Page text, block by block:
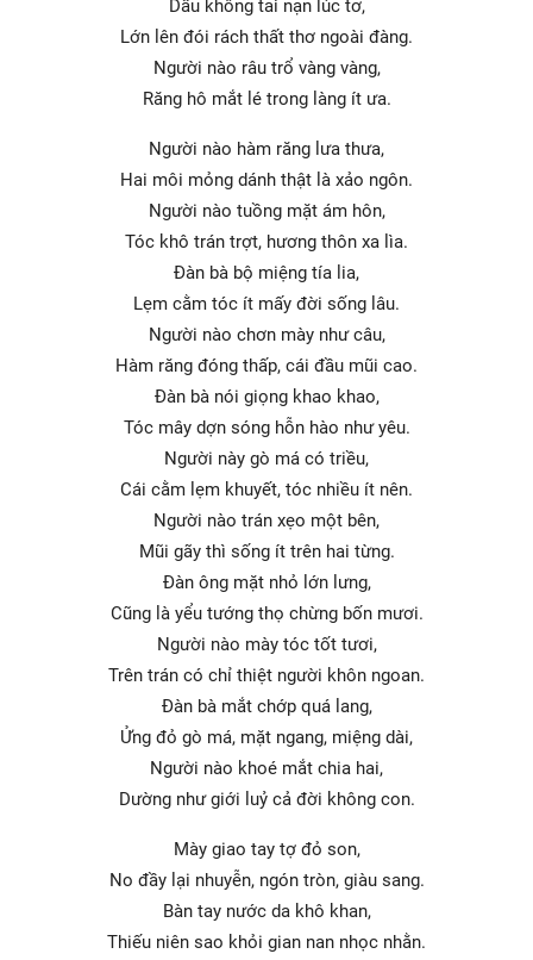
Dầu không tai nạn lúc tơ,
Lớn lên đói rách thất thơ ngoài đàng.
Người nào râu trổ vàng vàng,
Răng hô mắt lé trong làng ít ưa.
Người nào hàm răng lưa thưa,
Hai môi mỏng dánh thật là xảo ngôn.
Người nào tuồng mặt ám hôn,
Tóc khô trán trợt, hương thôn xa lìa.
Đàn bà bộ miệng tía lia,
Lẹm cằm tóc ít mấy đời sống lâu.
Người nào chơn mày như câu,
Hàm răng đóng thấp, cái đầu mũi cao.
Đàn bà nói giọng khao khao,
Tóc mây dợn sóng hỗn hào như yêu.
Người này gò má có triều,
Cái cằm lẹm khuyết, tóc nhiều ít nên.
Người nào trán xẹo một bên,
Mũi gãy thì sống ít trên hai từng.
Đàn ông mặt nhỏ lớn lưng,
Cũng là yểu tướng thọ chừng bốn mươi.
Người nào mày tóc tốt tươi,
Trên trán có chỉ thiệt người khôn ngoan.
Đàn bà mắt chớp quá lang,
Ửng đỏ gò má, mặt ngang, miệng dài,
Người nào khoé mắt chia hai,
Dường như giới luỷ cả đời không con.
Mày giao tay tợ đỏ son,
No đầy lại nhuyễn, ngón tròn, giàu sang.
Bàn tay nước da khô khan,
Thiếu niên sao khỏi gian nan nhọc nhằn.